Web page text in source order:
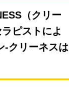
（クリー
ピストによ
-クリーネスは